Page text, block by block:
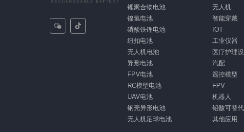
锂聚合物电池
镍氢电池
磷酸铁锂电池
纽扣电池
无人机电池
异形电池
FPV电池
RC模型电池
UAV电池
钢壳异形电池
无人机足球电池
无人机
智能穿戴
IOT
工业仪器
医疗护理
汽配
遥控模型
FPV
机器人
铅酸可替代
其他应用